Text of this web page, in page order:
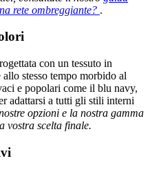
rete ombreggiante? .
con un tessuto in
allo stesso tempo morbido al
e popolari come il blu navy,
adattarsi a tutti gli stili interni
opzioni e la nostra gamma
vostra scelta finale.